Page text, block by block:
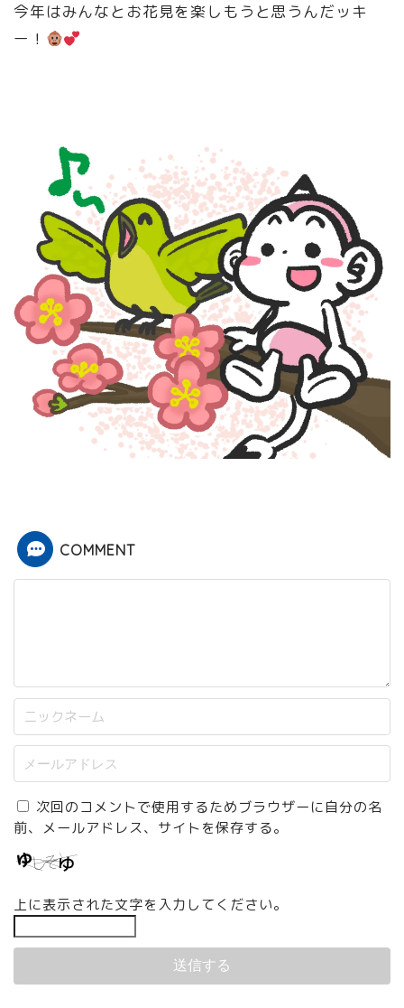
今年はみんなとお花見を楽しもうと思うんだッキ
ー！
COMMENT
次回のコメントで使用するためブラウザーに自分の名
前、メールアドレス、サイトを保存する。
上に表示された文字を入力してください。